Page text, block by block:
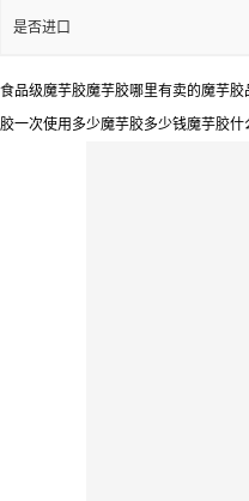
是否进口
食品级魔芋胶魔芋胶哪里有卖的魔芋
胶一次使用多少魔芋胶多少钱魔芋胶